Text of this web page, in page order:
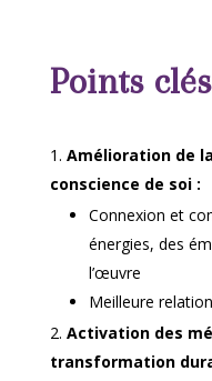
Points
Amélioration de
conscience de soi :
Connexion et
énergies, des
l’œuvre
Meilleure
Activation des
transformation